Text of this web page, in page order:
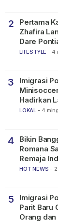
2
Pertama
Zhafira
Dare
LIFESTYLE - 4
3
Imigrasi
Hadirkan
LOKAL - 4
4
Bikin
Romana
Remaja
SMP
HOT NEWS -
5
Imigrasi
Parit Baru
Orang